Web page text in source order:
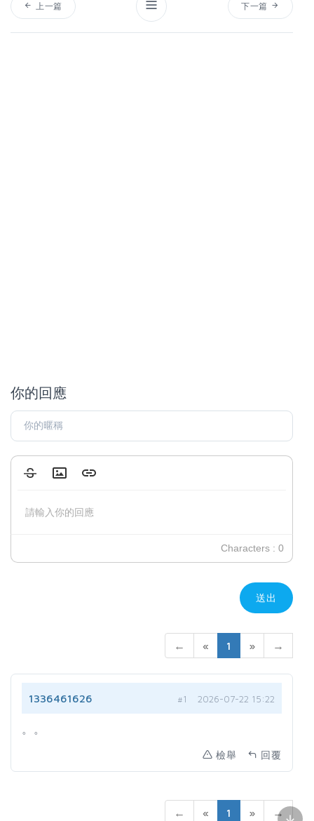
上一篇 下一篇
你的回應
請輸入你的回應
Characters : 0
送出
← « 1 » →
1336461626 #1 2026-07-22 15:22
。。
檢舉 回覆
← « 1 » →